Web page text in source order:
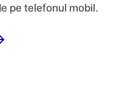
pe telefonul mobil.